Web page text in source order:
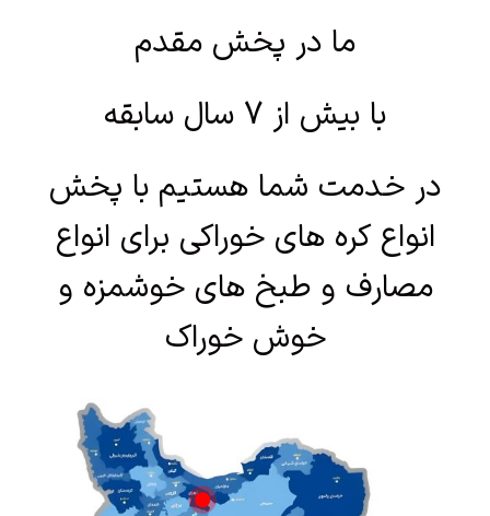
ما در پخش مقدم
با بیش از 7 سال سابقه
در خدمت شما هستیم با پخش
انواع کره های خوراکی برای انواع
مصارف و طبخ های خوشمزه و
خوش خوراک